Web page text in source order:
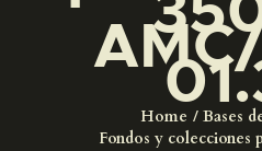
Home Bases
Fondos y colecciones
█
EL MUSEO